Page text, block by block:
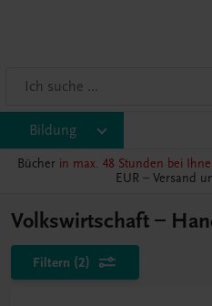
Bildung
Bücher in max. 48 Stunden bei
EUR – Versand
Volkswirtschaft –
Filtern (2)